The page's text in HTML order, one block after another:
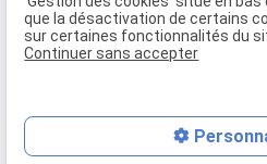
59 Bis Boulevard
92800
que la désactivation de certains
sur certaines fonctionnalités du
Continuer sans accepter